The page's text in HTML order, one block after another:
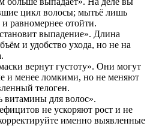
цикл волосы; мытьё лишь
равномернее отойти.
выпадение». Длина
и удобство ухода, но не на
вернут густоту». Они могут
и менее ломкими, но не меняют
телоген.
витамины для волос».
не ускоряют рост и не
именно выявленные